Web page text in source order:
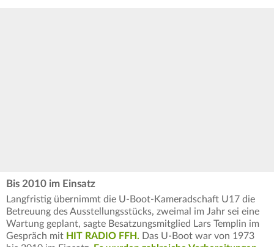
Bis 2010 im Einsatz
Langfristig übernimmt die U-Boot-Kameradschaft U17 die
Betreuung des Ausstellungsstücks, zweimal im Jahr sei eine
Wartung geplant, sagte Besatzungsmitglied Lars Templin im
Gespräch mit HIT RADIO FFH. Das U-Boot war von 1973